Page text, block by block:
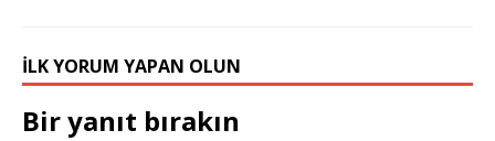
İLK YORUM YAPAN OLUN
Bir yanıt bırakın